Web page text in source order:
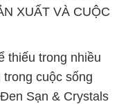
XUẤT VÀ CUỘC
thiếu trong nhiều
cuộc sống
Sạn & Crystals